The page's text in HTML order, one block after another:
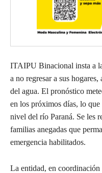
ITAIPU Binacional insta a
a no regresar a sus
del agua. El pronóstico
en los próximos días, lo
nivel del río Paraná. Se les
familias anegadas que
emergencia habilitados.
La entidad, en coordinación